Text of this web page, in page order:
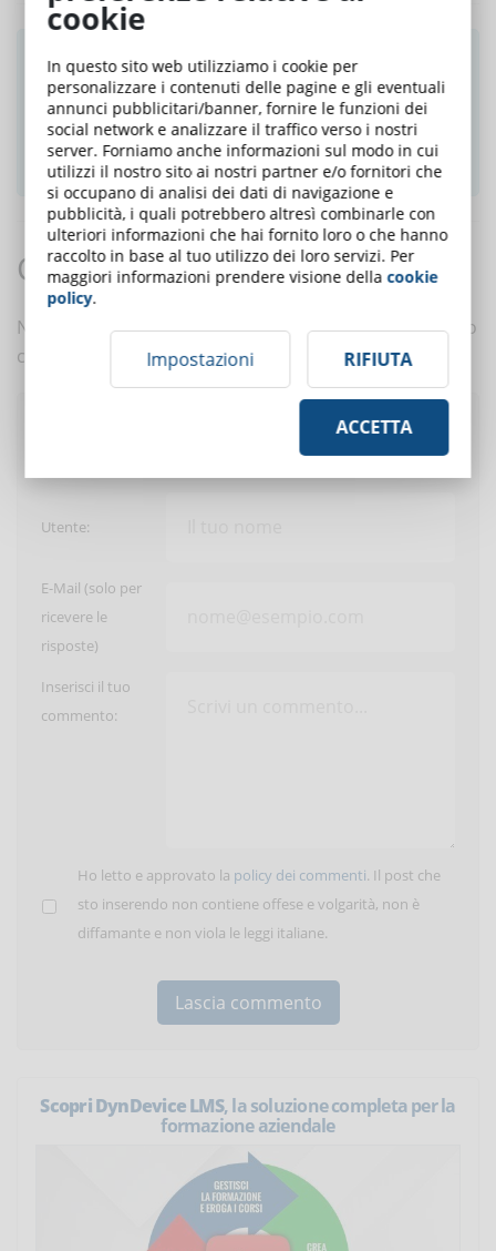
Ti è piaciuto questo articolo? Iscriviti alla
newsletter e ricevi le notizie settimanali!
ISCRIVITI ALLA NEWSLETTER
Commenti:
Nessun commento è ancora presente. Scrivi tu il primo
commento a questo articolo!
Pubblica un commento
Utente:
E-Mail (solo per
ricevere le
risposte)
Inserisci il tuo
commento:
Ho letto e approvato la policy dei commenti. Il post che
sto inserendo non contiene offese e volgarità, non è
diffamante e non viola le leggi italiane.
Scopri DynDevice LMS, la soluzione completa per la
formazione aziendale
cookie
In questo sito web utilizziamo i cookie per
personalizzare i contenuti delle pagine e gli eventuali
annunci pubblicitari/banner, fornire le funzioni dei
social network e analizzare il traffico verso i nostri
server. Forniamo anche informazioni sul modo in cui
utilizzi il nostro sito ai nostri partner e/o fornitori che
si occupano di analisi dei dati di navigazione e
pubblicità, i quali potrebbero altresì combinarle con
ulteriori informazioni che hai fornito loro o che hanno
raccolto in base al tuo utilizzo dei loro servizi. Per
maggiori informazioni prendere visione dellacookie
policy.
Impostazioni RIFIUTA
ACCETTA